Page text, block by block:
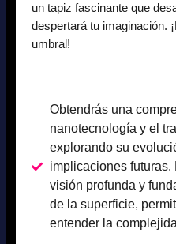
un tapiz fascinante que
despertará tu imaginación.
umbral!
Obtendrás una
nanotecnología y el
explorando su
implicaciones
visión profunda y
de la superficie,
entender la